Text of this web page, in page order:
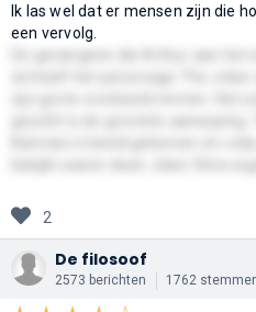
Ik las wel dat er mensen zijn die
een vervolg.
2
De filosoof
2573 berichten 1762